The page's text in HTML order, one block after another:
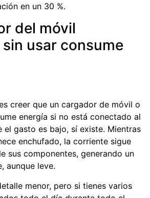
en un 30 %.
del móvil
usar consume
creer que un cargador de móvil o
energía si no está conectado al
el gasto es bajo, sí existe. Mientras
enchufado, la corriente sigue
sus componentes, generando un
aunque leve.
menor, pero si tienes varios